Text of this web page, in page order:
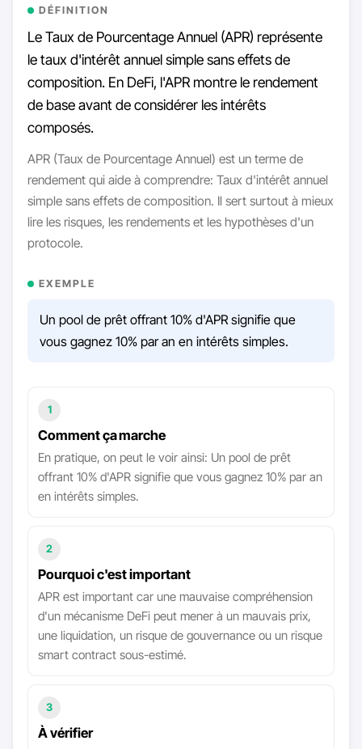
DÉFINITION
Le Taux de Pourcentage Annuel (APR) représente
le taux d'intérêt annuel simple sans effets de
composition. En DeFi, l'APR montre le rendement
de base avant de considérer les intérêts
composés.
APR (Taux de Pourcentage Annuel) est un terme de
rendement qui aide à comprendre: Taux d'intérêt annuel
simple sans effets de composition. Il sert surtout à mieux
lire les risques, les rendements et les hypothèses d'un
protocole.
EXEMPLE
Un pool de prêt offrant 10% d'APR signifie que
vous gagnez 10% par an en intérêts simples.
1
Comment ça marche
En pratique, on peut le voir ainsi: Un pool de prêt
offrant 10% d'APR signifie que vous gagnez 10% par an
en intérêts simples.
2
Pourquoi c'est important
APR est important car une mauvaise compréhension
d'un mécanisme DeFi peut mener à un mauvais prix,
une liquidation, un risque de gouvernance ou un risque
smart contract sous-estimé.
3
À vérifier